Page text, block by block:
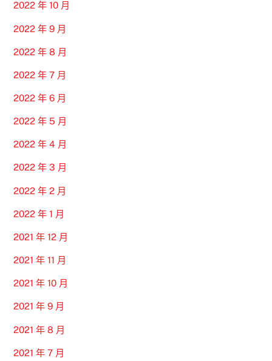
2022 年 10 月
2022 年 9 月
2022 年 8 月
2022 年 7 月
2022 年 6 月
2022 年 5 月
2022 年 4 月
2022 年 3 月
2022 年 2 月
2022 年 1 月
2021 年 12 月
2021 年 11 月
2021 年 10 月
2021 年 9 月
2021 年 8 月
2021 年 7 月